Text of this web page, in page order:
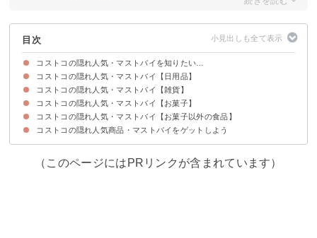
目次
コストコの隠れ人気・マストバイを知りたい…
コストコの隠れ人気・マストバイ【日用品】
10位：トイレクイックル
9位：メソッド ディッシュソープ
8位：エプソム＋ヒマラヤ バスソルト
7位：セタフィル モイスチャライジングクリーム
6位：オキシクリーン
5位：ドクターブロナーマジックソープ
4位：ジップロックバラエティーアソート保存袋
3位：香り付きキッチンバッグ
2位：ハウスホールドワイプ
1位：グラッドプレスンシール
コストコの隠れ人気・マストバイ【雑貨】
10位：クリスマスぬいぐるみオーナメント
9位：HARIO水出し茶 ボトルアンドピッチャーセット
8位：キットパス ミディアム
7位：ジョーダン歯ブラシ8本セット
6位：シトロネラキャンドル
5位：蓋付き陶磁器ボウル6個セット
4位：業務用 ハンドタオル
3位：ジップロックバラエティーパック24ピースセット
2位：DURALEX デュラレックス リス エンピラブル マグ
1位：OXO・GoodGripsペーパータオルホルダー
コストコの隠れ人気・マストバイ【お菓子】
10位：ショートブレッド
9位：ロックマリアクレープ
8位：パステルデナタ
7位：美味しいドーナツ。
6位：ラグジュアリーベルギービスケット
5位：リンツ リンドールチョコアソート
4位：ポップドッツ
3位：ダノン オイコス
2位：トリプルチーズタルト
1位：ティラミス・ドルチェ
コストコの隠れ人気・マストバイ【お菓子以外の食品】
10位：バイカラークロワッサン
9位：三元豚のカツサンド
8位：若鶏の竜田揚げ
7位：AWATAMAオニオンスープ
6位：ロティサリーチキン
5位：プルコギビーフ
4位：シーフードアヒージョ
3位：ハイローラー
2位：国産さくらどりむね肉
1位：フルッティディマーレピザ
コストコの隠れ人気商品・マストバイをゲットしよう
（このページにはPRリンクが含まれています）